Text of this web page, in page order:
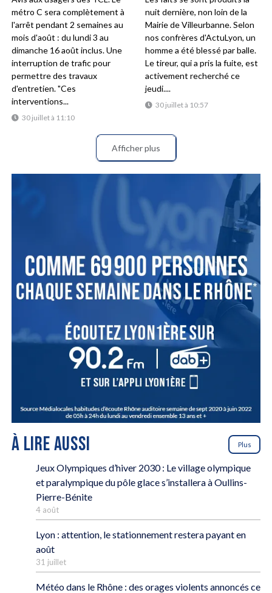
30 juillet à 11:10
métro C sera complètement à
l'arrêt pendant 2 semaines au
mois d'août : du lundi 3 au
dimanche 16 août inclus. Une
interruption de trafic pour
permettre des travaux
d'entretien. "Ces
interventions...
30 juillet à 10:57
nuit dernière, non loin de la
Mairie de Villeurbanne. Selon
nos confrères d'ActuLyon, un
homme a été blessé par balle.
Le tireur, qui a pris la fuite, est
activement recherché ce
jeudi....
Afficher plus
À LIRE AUSSI Plus
Jeux Olympiques d’hiver 2030 : Le village olympique
et paralympique du pôle glace s’installera à Oullins-
Pierre-Bénite
4 août
Lyon : attention, le stationnement restera payant en
août
31 juillet
Météo dans le Rhône : des orages violents annoncés ce